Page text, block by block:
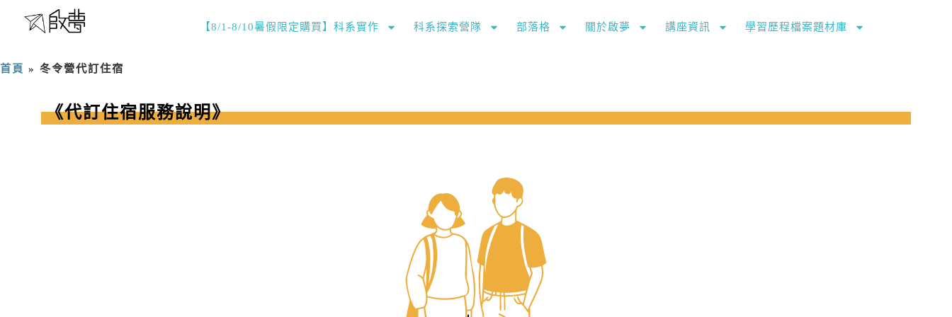
【8/1-8/10暑假限定購買】科系實作 科系探索營隊 部落格 關於啟夢 講座資訊 學習歷程檔案題材庫
首頁 » 冬令營代訂住宿
《代訂住宿服務說明》